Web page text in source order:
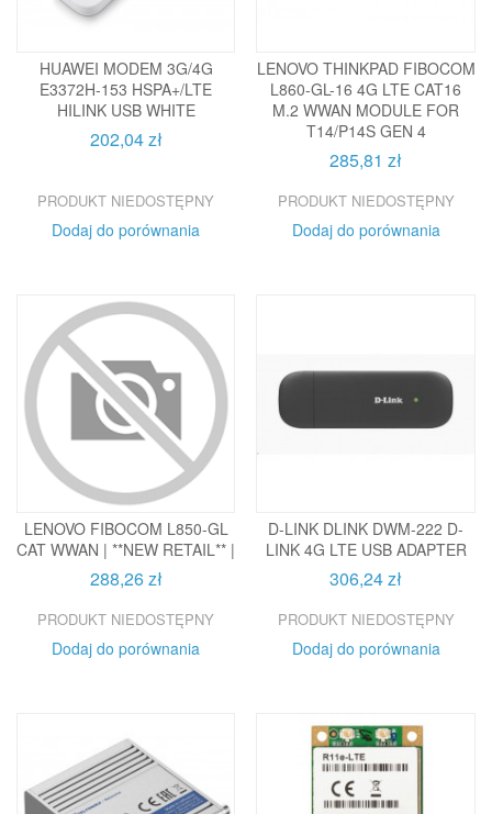
HUAWEI MODEM 3G/4G
E3372H-153 HSPA+/LTE
HILINK USB WHITE
202,04 zł
PRODUKT NIEDOSTĘPNY
Dodaj do porównania
LENOVO THINKPAD FIBOCOM
L860-GL-16 4G LTE CAT16
M.2 WWAN MODULE FOR
T14/P14S GEN 4
285,81 zł
PRODUKT NIEDOSTĘPNY
Dodaj do porównania
LENOVO FIBOCOM L850-GL
CAT WWAN | **NEW RETAIL** |
288,26 zł
PRODUKT NIEDOSTĘPNY
Dodaj do porównania
D-LINK DLINK DWM-222 D-
LINK 4G LTE USB ADAPTER
306,24 zł
PRODUKT NIEDOSTĘPNY
Dodaj do porównania